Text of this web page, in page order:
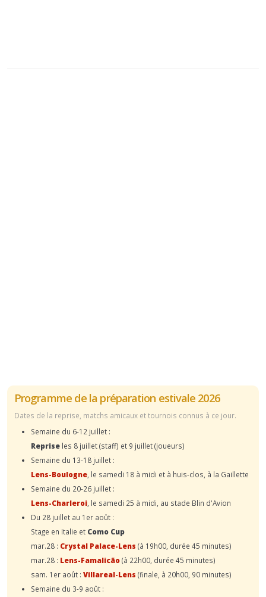
Programme de la préparation estivale 2026
Dates de la reprise, matchs amicaux et tournois connus à ce jour.
Semaine du 6-12 juillet :
Reprise les 8 juillet (staff) et 9 juillet (joueurs)
Semaine du 13-18 juillet :
Lens-Boulogne , le samedi 18 à midi et à huis-clos, à la Gaillette
Semaine du 20-26 juillet :
Lens-Charleroi , le samedi 25 à midi, au stade Blin d'Avion
Du 28 juillet au 1er août :
Stage en Italie et Como Cup
mar.28 : Crystal Palace-Lens (à 19h00, durée 45 minutes)
mar.28 : Lens-Famalicão(à 22h00, durée 45 minutes)
sam. 1er août : Villareal-Lens (finale, à 20h00, 90 minutes)
Semaine du 3-9 août :